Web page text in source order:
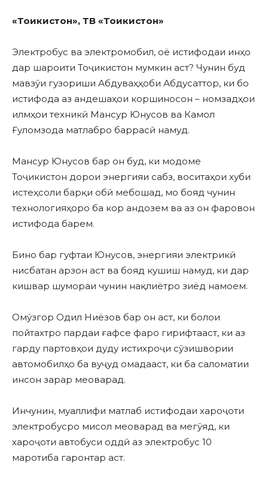
«Тоикистон», ТВ «Тоикистон»
Электробус ва электромобил, оё истифодаи инҳо
дар шароити Тоҷикистон мумкин аст? Чунин буд
мавзӯи гузориши Абдуваҳҳоби Абдусаттор, ки бо
истифода аз андешаҳои коршиносон – номзадҳои
илмҳои техникӣ Мансур Юнусов ва Камол
Ғуломзода матлабро баррасӣ намуд.
Мансур Юнусов бар он буд, ки модоме
Тоҷикистон дорои энергияи сабз, воситаҳои хуби
истеҳсоли барқи обӣ мебошад, мо бояд чунин
технологияҳоро ба кор андозем ва аз он фаровон
истифода барем.
Бино бар гуфтаи Юнусов, энергияи электрикӣ
нисбатан арзон аст ва бояд кушиш намуд, ки дар
кишвар шумораи чунин нақлиётро зиёд намоем.
Омӯзгор Одил Ниёзов бар он аст, ки болои
пойтахтро пардаи ғафсе фаро гирифтааст, ки аз
гарду партовҳои дуду истихроҷи сӯзишвории
автомобилҳо ба вуҷуд омадааст, ки ба саломатии
инсон зарар меоварад.
Инчунин, муаллифи матлаб истифодаи хароҷоти
электробусро мисол меоварад ва мегӯяд, ки
хароҷоти автобуси оддӣ аз электробус 10
маротиба гаронтар аст.